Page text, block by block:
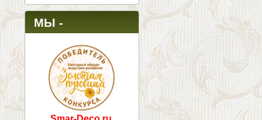
МЫ -
ПОБЕДИТЕЛИ!